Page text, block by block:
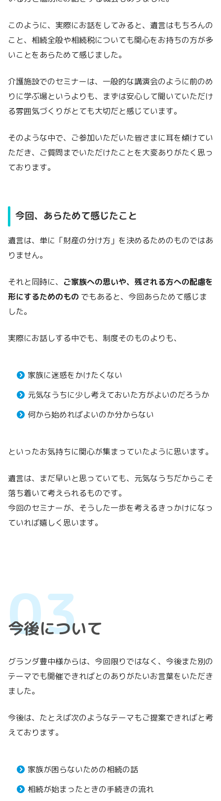
このように、実際にお話をしてみると、遺言はもちろんの
こと、相続全般や相続税についても関心をお持ちの方が多
いことをあらためて感じました。
介護施設でのセミナーは、一般的な講演会のように前のめ
りに学ぶ場というよりも、まずは安心して聞いていただけ
る雰囲気づくりがとても大切だと感じています。
そのような中で、ご参加いただいた皆さまに耳を傾けてい
ただき、ご質問までいただけたことを大変ありがたく思っ
ております。
今回、あらためて感じたこと
遺言は、単に「財産の分け方」を決めるためのものではあ
りません。
それと同時に、 ご家族への思いや、残される方への配慮を
形にするためのもの でもあると、今回あらためて感じま
した。
実際にお話しする中でも、制度そのものよりも、
家族に迷惑をかけたくない
元気なうちに少し考えておいた方がよいのだろうか
何から始めればよいのか分からない
といったお気持ちに関心が集まっていたように思います。
遺言は、まだ早いと思っていても、元気なうちだからこそ
落ち着いて考えられるものです。
今回のセミナーが、そうした一歩を考えるきっかけになっ
ていれば嬉しく思います。
今後について
グランダ豊中様からは、今回限りではなく、今後また別の
テーマでも開催できればとのありがたいお言葉をいただき
ました。
今後は、たとえば次のようなテーマもご提案できればと考
えております。
家族が困らないための相続の話
相続が始まったときの手続きの流れ